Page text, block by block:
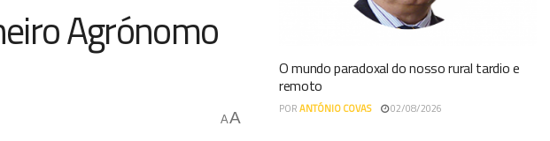
Agrónomo
AA
O mundo paradoxal do nosso rural tardio e
remoto
PORANTÓNIO COVAS 02/08/2026